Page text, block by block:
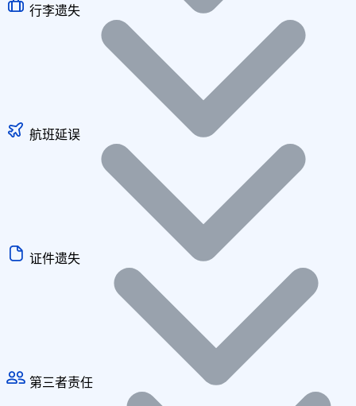
行李遗失
航班延误
证件遗失
第三者责任